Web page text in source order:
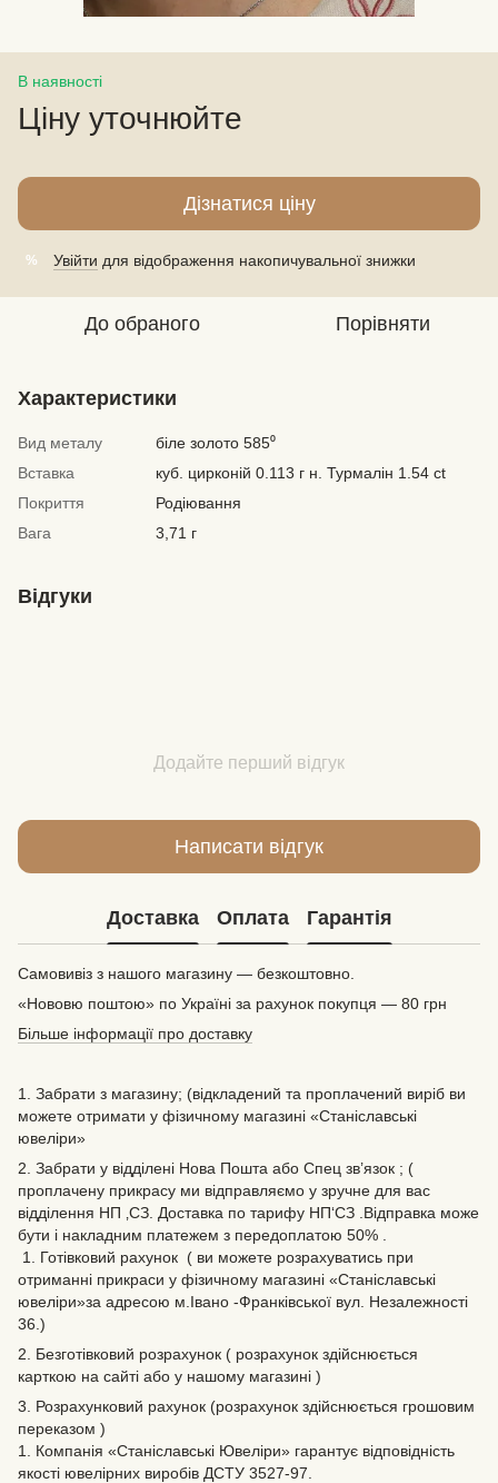
В наявності
Ціну уточнюйте
Дізнатися ціну
% Увійти для відображення накопичувальної знижки
До обраного Порівняти
Характеристики
Вид металу
біле золото 585⁰
Вставка
куб. цирконій 0.113 г н. Турмалін 1.54 ct
Покриття
Родіювання
Вага
3,71 г
Відгуки
Додайте перший відгук
Написати відгук
Доставка Оплата Гарантія
Самовивіз з нашого магазину — безкоштовно.
«Нововю поштою» по Україні за рахунок покупця — 80 грн
Більше інформації про доставку
1. Забрати з магазину; (відкладений та проплачений виріб ви
можете отримати у фізичному магазині «Станіславські
ювеліри»
2. Забрати у відділені Нова Пошта або Спец зв’язок ; (
проплачену прикрасу ми відправляємо у зручне для вас
відділення НП ‚СЗ. Доставка по тарифу НП‘СЗ .Відправка може
бути і накладним платежем з передоплатою 50% .
1. Готівковий рахунок ( ви можете розрахуватись при
отриманні прикраси у фізичному магазині «Станіславські
ювеліри»за адресою м.Івано -Франківської вул. Незалежності
36.)
2. Безготівковий розрахунок ( розрахунок здійснюється
карткою на сайті або у нашому магазині )
3. Розрахунковий рахунок (розрахунок здійснюється грошовим
переказом )
1. Компанія «Станіславські Ювеліри» гарантує відповідність
якості ювелірних виробів ДСТУ 3527-97.